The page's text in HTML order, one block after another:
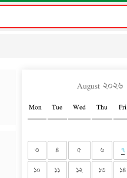
August ২০২৬
Mon Tue Wed Thu Fri
৩
৪ ৫ ৬ ৭
১০
১১ ১২ ১৩ ১৪